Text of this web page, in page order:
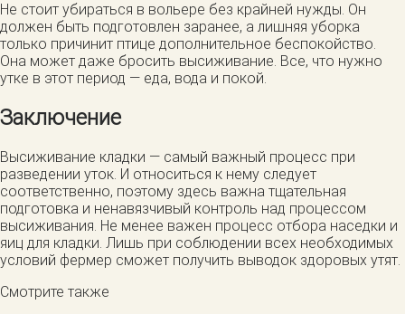
Не стоит убираться в вольере без крайней нужды. Он
должен быть подготовлен заранее, а лишняя уборка
только причинит птице дополнительное беспокойство.
Она может даже бросить высиживание. Все, что нужно
утке в этот период — еда, вода и покой.
Заключение
Высиживание кладки — самый важный процесс при
разведении уток. И относиться к нему следует
соответственно, поэтому здесь важна тщательная
подготовка и ненавязчивый контроль над процессом
высиживания. Не менее важен процесс отбора наседки и
яиц для кладки. Лишь при соблюдении всех необходимых
условий фермер сможет получить выводок здоровых утят.
Смотрите также